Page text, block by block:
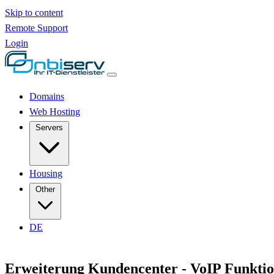
Skip to content
Remote Support
Login
Domains
Web Hosting
Housing
Other
DE
Erweiterung Kundencenter - VoIP